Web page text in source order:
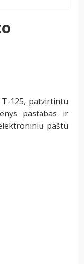
125, patvirtintu
pastabas ir
paštu